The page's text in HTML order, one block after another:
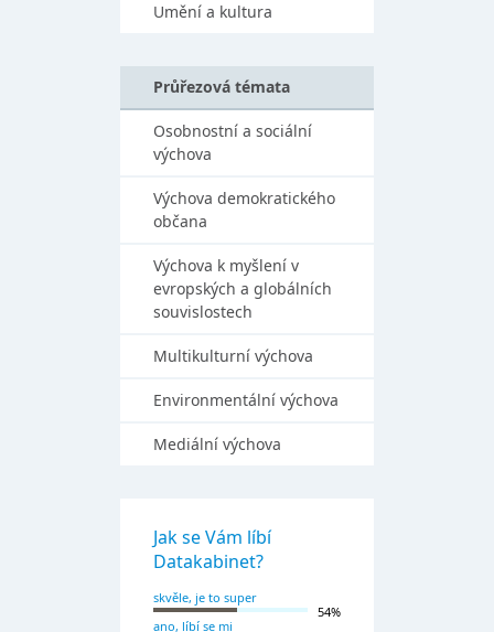
Umění a kultura
Průřezová témata
Osobnostní a sociální
výchova
Výchova demokratického
občana
Výchova k myšlení v
evropských a globálních
souvislostech
Multikulturní výchova
Environmentální výchova
Mediální výchova
Jak se Vám líbí
Datakabinet?
skvěle, je to super
54%
ano, líbí se mi